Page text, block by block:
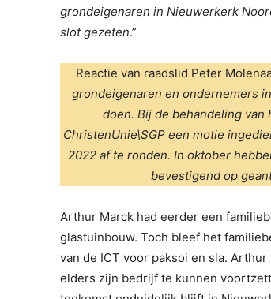
grondeigenaren in Nieuwerkerk
slot gezeten.”
Reactie van raadslid Peter
grondeigenaren en ondernemers
doen. Bij de behandeling
ChristenUnie\SGP een motie
2022 af te ronden. In oktober
bevestigend op
Arthur Marck had eerder een
glastuinbouw. Toch bleef het
van de ICT voor paksoi en sla.
elders zijn bedrijf te kunnen